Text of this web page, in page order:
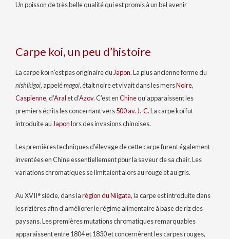
Un poisson de très belle qualité qui est promis à un bel avenir
Carpe koi, un peu d’histoire
La carpe koï n’est pas originaire du Japon. La plus ancienne forme du
nishikigoi, appelémagoi, était noire et vivait dans les mersNoire,
Caspienne, d’Aralet d’Azov. C’est enChinequ’apparaissent les
premiers écrits les concernant vers500 av. J.-C.La carpe koï fut
introduite au Japonlors des invasions chinoises.
Les premières techniques d’élevage de cette carpe furent également
inventées en Chine essentiellement pour la saveur de sa chair. Les
variations chromatiques se limitaient alors au rouge et au gris.
AuXVIIe siècle, dans larégion du Niigata, la carpe est introduite dans
les rizières afin d’améliorer le régime alimentaire à base de riz des
paysans. Les premières mutations chromatiques remarquables
apparaissent entre 1804 et 1830 et concernèrent les carpes rouges,